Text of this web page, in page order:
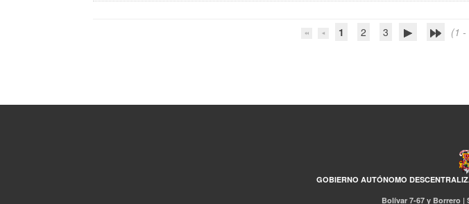
1 2 3 (1 -
GOBIERNO AUTÓNOMO
Bolívar 7-67 y Borrero |